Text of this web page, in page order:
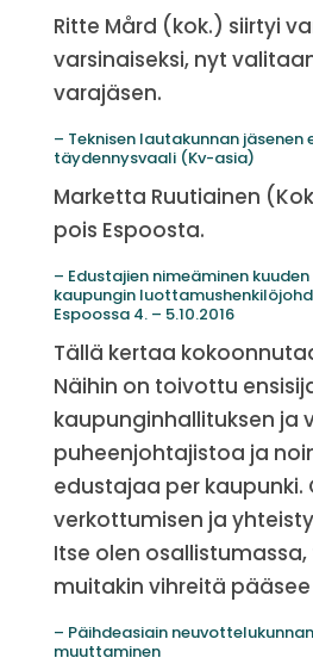
Ritte Mård (kok.) siirtyi
varsinaiseksi, nyt
varajäsen.
– Teknisen lautakunnan
täydennysvaali (Kv-asia)
Marketta Ruutiainen
pois Espoosta.
– Edustajien nimeäminen
kaupungin
Espoossa 4. – 5.10.2016
Tällä kertaa
Näihin on toivottu
kaupunginhallituksen ja
puheenjohtajistoa ja
edustajaa per kaupunki.
verkottumisen ja
Itse olen
muitakin vihreitä
– Päihdeasiain
muuttaminen